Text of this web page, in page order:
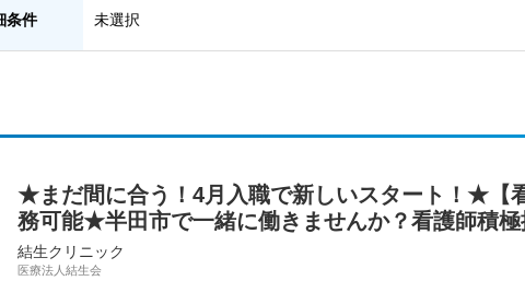
条件 未選択
★まだ間に合う！4月入職で新しいスタート！★【
務可能★半田市で一緒に働きませんか？看護師積極
結生クリニック
医療法人結生会